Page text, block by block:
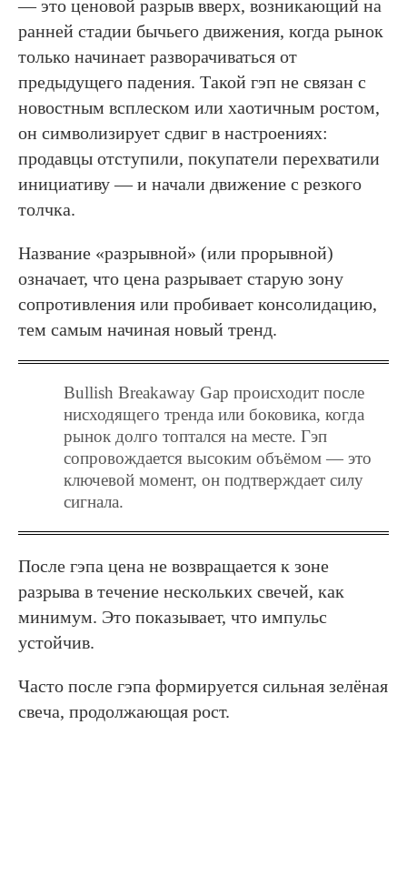
— это ценовой разрыв вверх, возникающий на
ранней стадии бычьего движения, когда рынок
только начинает разворачиваться от
предыдущего падения. Такой гэп не связан с
новостным всплеском или хаотичным ростом,
он символизирует сдвиг в настроениях:
продавцы отступили, покупатели перехватили
инициативу — и начали движение с резкого
толчка.
Название «разрывной» (или прорывной)
означает, что цена разрывает старую зону
сопротивления или пробивает консолидацию,
тем самым начиная новый тренд.
Bullish Breakaway Gap происходит после
нисходящего тренда или боковика, когда
рынок долго топтался на месте. Гэп
сопровождается высоким объёмом — это
ключевой момент, он подтверждает силу
сигнала.
После гэпа цена не возвращается к зоне
разрыва в течение нескольких свечей, как
минимум. Это показывает, что импульс
устойчив.
Часто после гэпа формируется сильная зелёная
свеча, продолжающая рост.